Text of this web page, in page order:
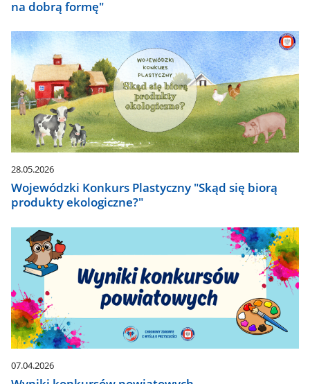
na dobrą formę"
28.05.2026
Wojewódzki Konkurs Plastyczny "Skąd się biorą
produkty ekologiczne?"
07.04.2026